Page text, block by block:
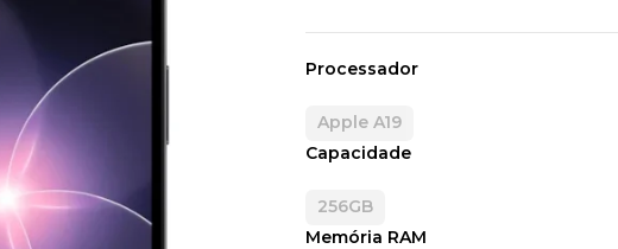
Processador
Apple A19
Capacidade
256GB
Memória RAM